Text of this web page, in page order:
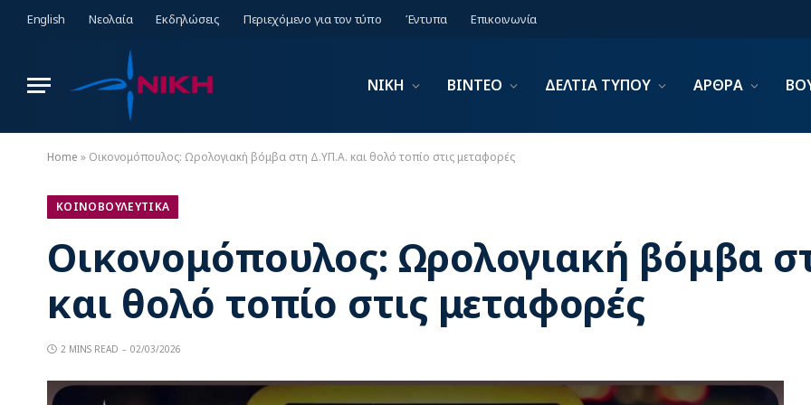
English Νεολαία Εκδηλώσεις Περιεχόμενο για τον τύπο Έντυπα Επικοινωνία
ΝΙΚΗ ΒΙΝΤΕΟ ΔΕΛΤΙΑ ΤΥΠΟΥ ΑΡΘΡΑ
Home » Οικονομόπουλος: Ωρολογιακή βόμβα στη Δ.ΥΠ.Α. και θολό τοπίο στις μεταφορές
ΚΟΙΝΟΒΟΥΛΕΥΤΙΚΑ
Οικονομόπουλος: Ωρολογιακή βόμβα
και θολό τοπίο στις μεταφορές
2 MINS READ 02/03/2026